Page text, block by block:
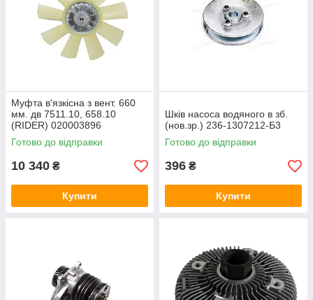
Муфта в'язкісна з вент. 660
мм. дв 7511.10, 658.10
(RIDER) 020003896
Готово до відправки
10 340 ₴
Купити
Шків насоса водяного в зб.
(нов.зр.) 236-1307212-Б3
Готово до відправки
396 ₴
Купити